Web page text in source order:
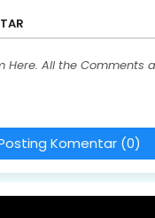
Here. All the Comments
Komentar (0)